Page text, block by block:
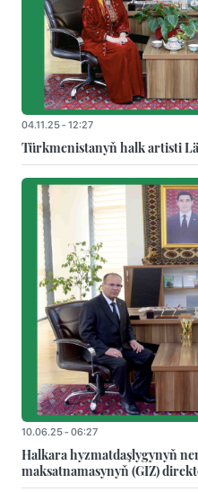
04.11.25 - 12:27
Türkmenistanyň halk artisti
10.06.25 - 06:27
Halkara hyzmatdaşlygynyň
maksatnamasynyň (GIZ)